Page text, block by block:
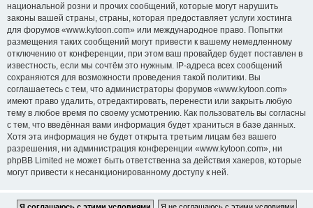
национальной розни и прочих сообщений, которые могут нарушить
законы вашей страны, страны, которая предоставляет услуги хостинга
для форумов «www.kytoon.com» или международное право. Попытки
размещения таких сообщений могут привести к вашему немедленному
отключению от конференции, при этом ваш провайдер будет поставлен в
известность, если мы сочтём это нужным. IP-адреса всех сообщений
сохраняются для возможности проведения такой политики. Вы
соглашаетесь с тем, что администраторы форумов «www.kytoon.com»
имеют право удалить, отредактировать, перенести или закрыть любую
тему в любое время по своему усмотрению. Как пользователь вы согласны
с тем, что введённая вами информация будет храниться в базе данных.
Хотя эта информация не будет открыта третьим лицам без вашего
разрешения, ни администрация конференции «www.kytoon.com», ни
phpBB Limited не может быть ответственна за действия хакеров, которые
могут привести к несанкционированному доступу к ней.